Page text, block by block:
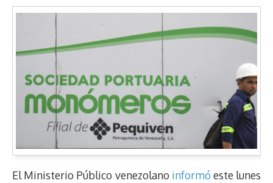
El Ministerio Público venezolano informó este lunes